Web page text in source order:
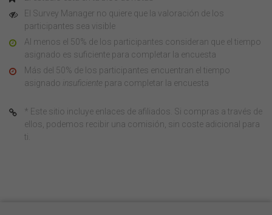
El Survey Manager no quiere que la valoración de los
participantes sea visible
Al menos el 50% de los participantes consideran que el tiempo
asignado es suficiente para completar la encuesta
Más del 50% de los participantes encuentran el tiempo
asignado insuficiente para completar la encuesta
* Este sitio incluye enlaces de afiliados. Si compras a través de
ellos, podemos recibir una comisión, sin coste adicional para
ti.